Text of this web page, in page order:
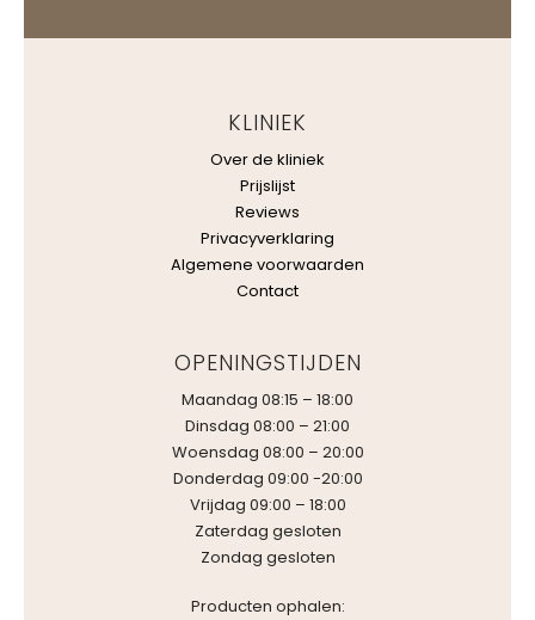
KLINIEK
Over de kliniek
Prijslijst
Reviews
Privacyverklaring
Algemene voorwaarden
Contact
OPENINGSTIJDEN
Maandag 08:15 – 18:00
Dinsdag 08:00 – 21:00
Woensdag 08:00 – 20:00
Donderdag 09:00 -20:00
Vrijdag 09:00 – 18:00
Zaterdag gesloten
Zondag gesloten
Producten ophalen: